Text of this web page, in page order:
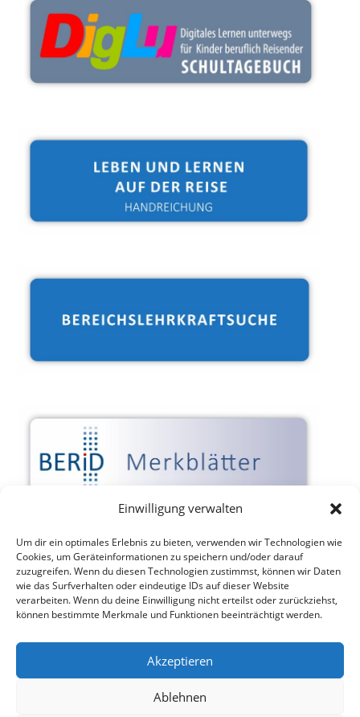
Einwilligung verwalten
Um dir ein optimales Erlebnis zu bieten, verwenden wir Technologien wie
Cookies, um Geräteinformationen zu speichern und/oder darauf
zuzugreifen. Wenn du diesen Technologien zustimmst, können wir Daten
wie das Surfverhalten oder eindeutige IDs auf dieser Website
verarbeiten. Wenn du deine Einwilligung nicht erteilst oder zurückziehst,
können bestimmte Merkmale und Funktionen beeinträchtigt werden.
Akzeptieren
Ablehnen